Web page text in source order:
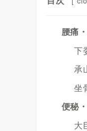
腰痛
下
承
坐
便秘
大